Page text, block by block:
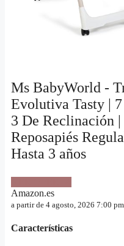
Ms BabyWorld -
Evolutiva Tasty |
3 De Reclinación
Reposapiés
Hasta 3 años
Amazon.es
a partir de 4 agosto, 2026 7:00 pm
Características